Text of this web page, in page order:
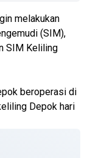
melakukan
(SIM),
SIM Keliling
beroperasi di
Depok hari